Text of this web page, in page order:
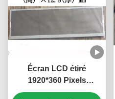
Écran LCD étiré
1920*360 Pixels
300CCD/M2 Luminosité